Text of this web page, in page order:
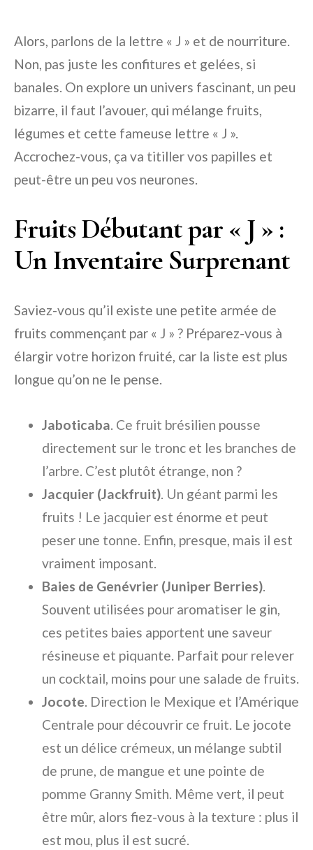
Alors, parlons de la lettre « J » et de nourriture.
Non, pas juste les confitures et gelées, si
banales. On explore un univers fascinant, un peu
bizarre, il faut l’avouer, qui mélange fruits,
légumes et cette fameuse lettre « J ».
Accrochez-vous, ça va titiller vos papilles et
peut-être un peu vos neurones.
Fruits Débutant par « J » :
Un Inventaire Surprenant
Saviez-vous qu’il existe une petite armée de
fruits commençant par « J » ? Préparez-vous à
élargir votre horizon fruité, car la liste est plus
longue qu’on ne le pense.
Jaboticaba. Ce fruit brésilien pousse
directement sur le tronc et les branches de
l’arbre. C’est plutôt étrange, non ?
Jacquier (Jackfruit). Un géant parmi les
fruits ! Le jacquier est énorme et peut
peser une tonne. Enfin, presque, mais il est
vraiment imposant.
Baies de Genévrier (Juniper Berries).
Souvent utilisées pour aromatiser le gin,
ces petites baies apportent une saveur
résineuse et piquante. Parfait pour relever
un cocktail, moins pour une salade de fruits.
Jocote. Direction le Mexique et l’Amérique
Centrale pour découvrir ce fruit. Le jocote
est un délice crémeux, un mélange subtil
de prune, de mangue et une pointe de
pomme Granny Smith. Même vert, il peut
être mûr, alors fiez-vous à la texture : plus il
est mou, plus il est sucré.